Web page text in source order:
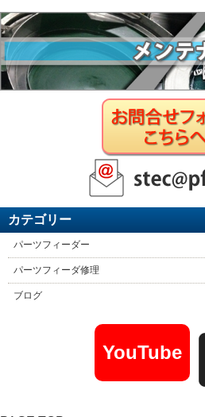
カテゴリー
パーツフィーダー
パーツフィーダ修理
ブログ
YouTube